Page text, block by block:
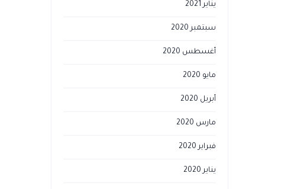
يناير 2021
سبتمبر 2020
أغسطس 2020
مايو 2020
أبريل 2020
مارس 2020
فبراير 2020
يناير 2020